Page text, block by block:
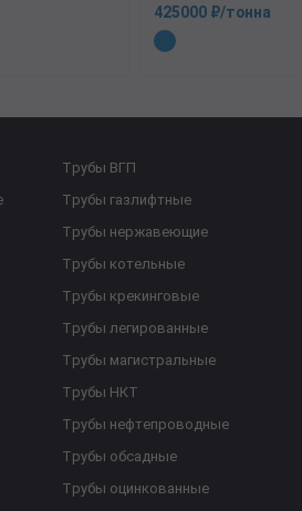
425000 ₽/тонна
Трубы ВГП
Трубы газлифтные
Трубы нержавеющие
Трубы котельные
Трубы крекинговые
Трубы легированные
Трубы магистральные
Трубы НКТ
Трубы нефтепроводные
Трубы обсадные
Трубы оцинкованные